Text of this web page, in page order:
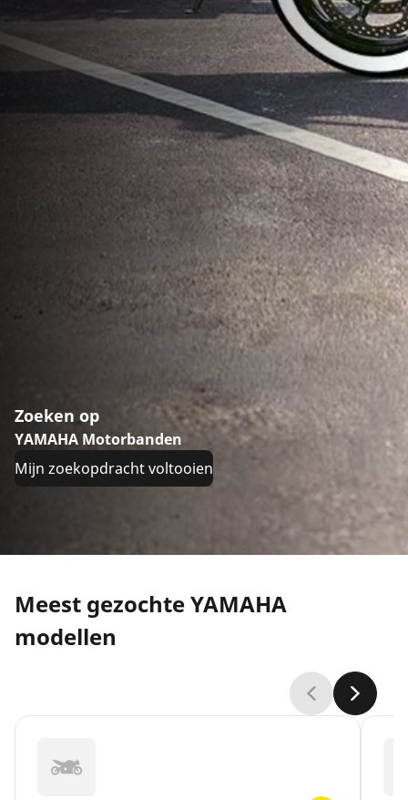
Zoeken op
YAMAHA Motorbanden
Mijn zoekopdracht voltooien
Meest gezochte YAMAHA
modellen